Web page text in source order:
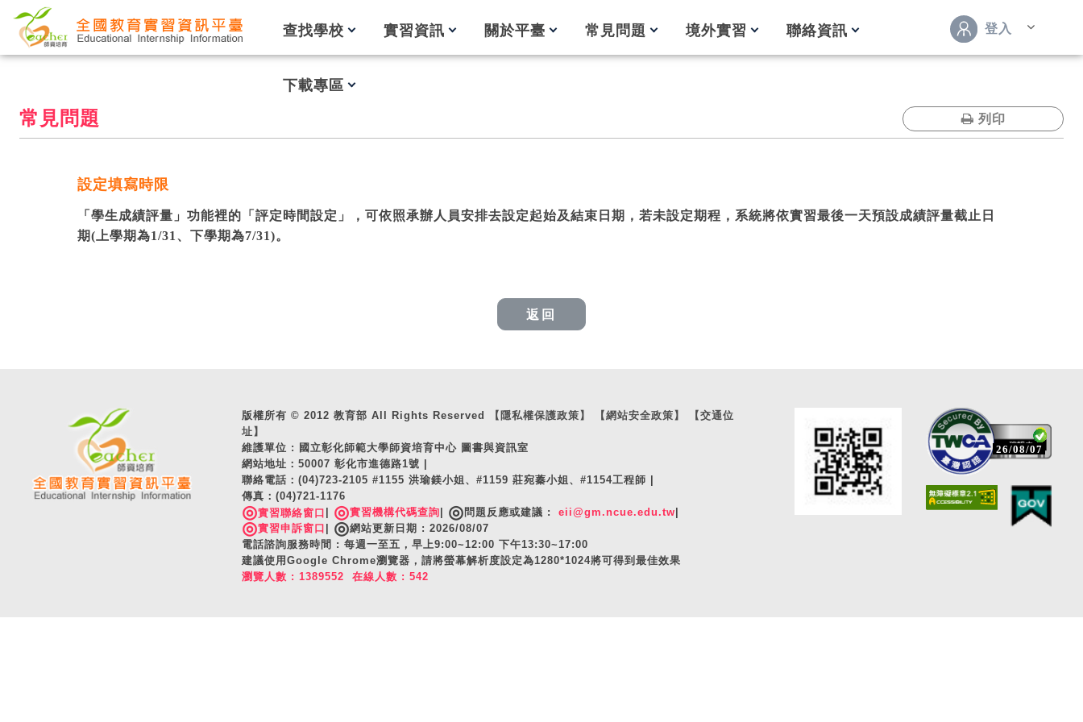
跳到主要內容
查找學校 實習資訊 關於平臺 常見問題 境外實習 聯絡資訊
下載專區
登入
常見問題 列印
設定填寫時限
「學生成績評量」功能裡的「評定時間設定」，可依照承辦人員安排去設定起始及結束日期，若未設定期程，系統將依實習最後一天預設成績評量截止日
期(上學期為1/31、下學期為7/31)。
返回
版權所有 © 2012 教育部 All Rights Reserved 【隱私權保護政策】 【網站安全政策】
【交通位
址】
維護單位 : 國立彰化師範大學師資培育中心 圖書與資訊室
網站地址：50007 彰化市進德路1號 |
聯絡電話：(04)723-2105 #1155 洪瑜鎂小姐、#1159 莊宛蓁小姐、#1154工程師 |
傳真：(04)721-1176
◎實習聯絡窗口 ◎實習機構代碼查詢 ◎問題反應或建議 : eii@gm.ncue.edu.tw
◎實習申訴窗口 ◎網站更新日期 : 2026/08/07
電話諮詢服務時間 : 每週一至五，早上9:00~12:00 下午13:30~17:00
建議使用Google Chrome瀏覽器，請將螢幕解析度設定為1280*1024將可得到最佳效果
瀏覽人數 : 1389552 在線人數 : 542
26/08/07